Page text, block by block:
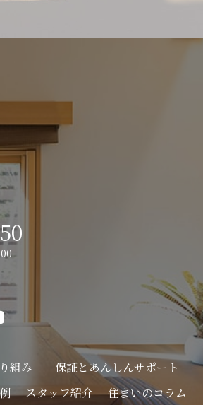
組み
保証とあんしんサポート
スタッフ紹介 住まいのコラム